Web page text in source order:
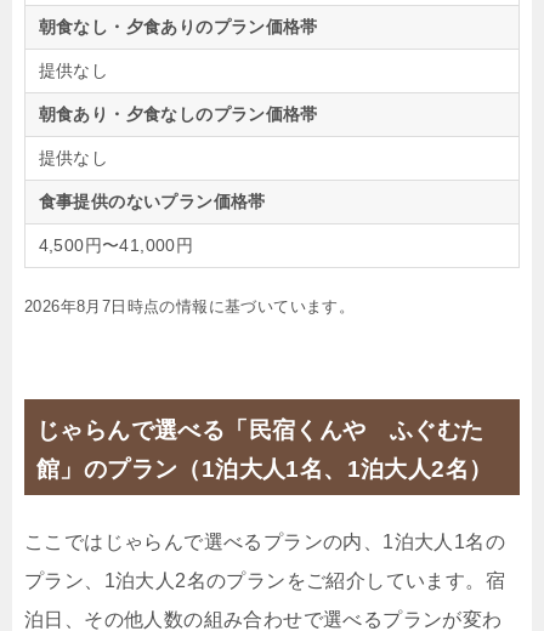
朝食なし・夕食ありのプラン価格帯
提供なし
朝食あり・夕食なしのプラン価格帯
提供なし
食事提供のないプラン価格帯
4,500円〜41,000円
2026年8月7日時点の情報に基づいています。
じゃらんで選べる「民宿くんや ふぐむた
館」のプラン（1泊大人1名、1泊大人2名）
ここではじゃらんで選べるプランの内、1泊大人1名の
プラン、1泊大人2名のプランをご紹介しています。宿
泊日、その他人数の組み合わせで選べるプランが変わ